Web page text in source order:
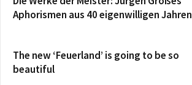
Aphorismen aus 40 eigenwilligen Jahren
The new ‘Feuerland’ is going to be so
beautiful